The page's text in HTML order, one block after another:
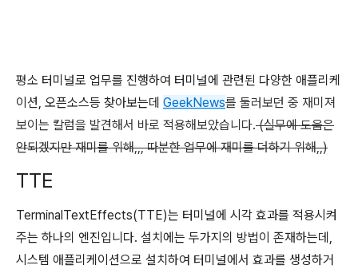
평소 터미널로 업무를 진행하여 터미널에 관련된 다양한 애플리케
이션, 오픈소스등 찾아보는데 GeekNews를 둘러보던 중 재미져
보이는 칼럼을 발견해서 바로 적용해보았습니다.(실무에 도움은
안되겠지만 재미를 위해,,, 따분한 업무에 재미를 더하기 위해,,)
TTE
TerminalTextEffects(TTE)는 터미널에 시각 효과를 적용시켜
주는 하나의 엔진입니다. 설치에는 두가지의 방법이 존재하는데,
시스템 애플리케이션으로 설치하여 터미널에서 효과를 생성하거